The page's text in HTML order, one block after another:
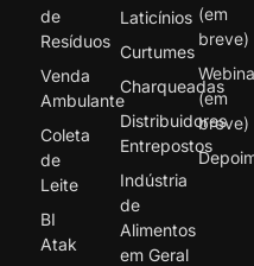
de
Resíduos
Venda
Ambulante
Coleta
de
Leite
BI
Atak
Laticínios
Curtumes
Charqueadas
Distribuidores
Entrepostos
Indústria
de
Alimentos
em Geral
(em
breve)
(em
breve)